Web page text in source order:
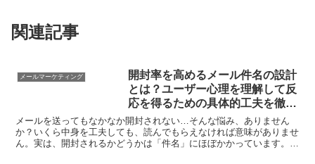
関連記事
メールマーケティング
開封率を高めるメール件名の設計
とは？ユーザー心理を理解して反
応を得るための具体的工夫を徹底
解説
メールを送ってもなかなか開封されない…そんな悩み、ありません
か？いくら中身を工夫しても、読んでもらえなければ意味がありませ
ん。実は、開封されるかどうかは「件名」にほぼかかっています。で